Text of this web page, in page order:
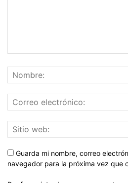
Guarda mi nombre, correo
navegador para la próxima vez que